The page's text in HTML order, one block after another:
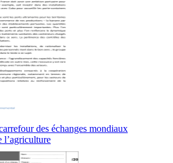
des échanges mondiaux
l’agriculture